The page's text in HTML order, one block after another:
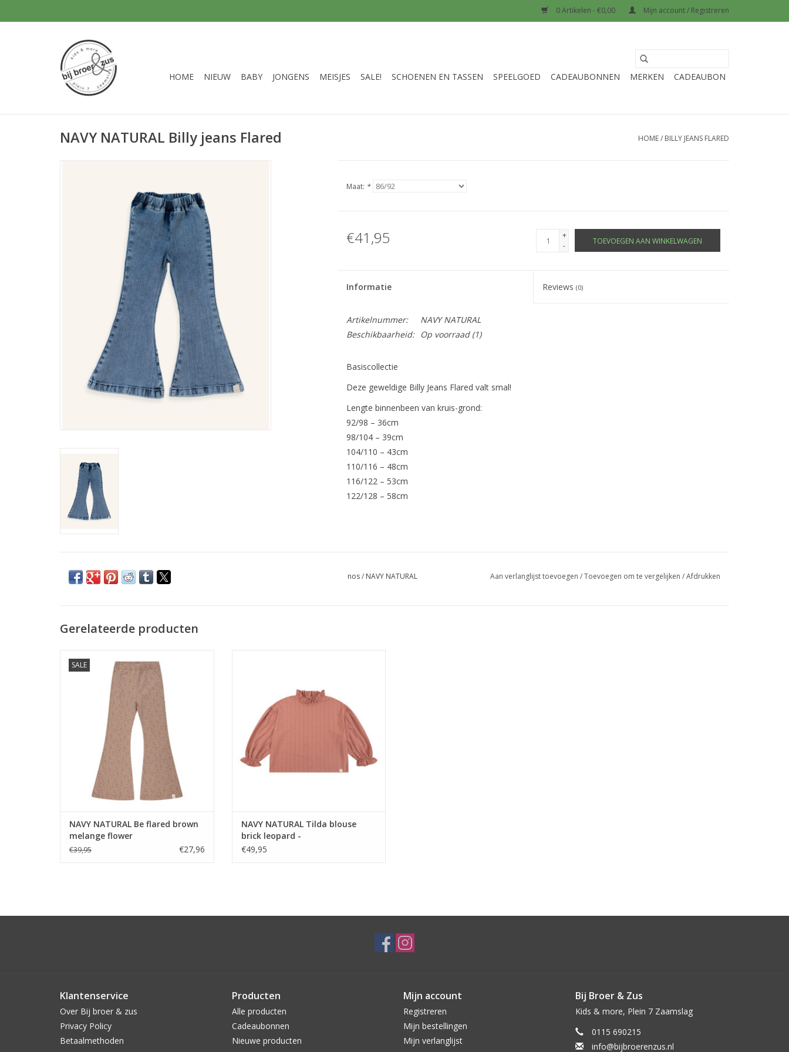
0 Artikelen - €0,00 Mijn account / Registreren
HOME NIEUW BABY JONGENS MEISJES SALE! SCHOENEN EN TASSEN SPEELGOED CADEAUBONNEN MERKEN CADEAUBON
NAVY NATURAL Billy jeans Flared HOME/ BILLY JEANS FLARED
Maat: *
€41,95
+
-
TOEVOEGEN AAN WINKELWAGEN
Informatie Reviews(0)
Artikelnummer:
NAVY NATURAL
Beschikbaarheid:
Op voorraad(1)
Basiscollectie
Deze geweldige Billy Jeans Flared valt smal!
Lengte binnenbeen van kruis-grond:
92/98 – 36cm
98/104 – 39cm
104/110 – 43cm
110/116 – 48cm
116/122 – 53cm
122/128 – 58cm
nos/ NAVY NATURAL Aan verlanglijst toevoegen /Toevoegen om te vergelijken /Afdrukken
Gerelateerde producten
SALE
flower
TOEVOEGEN AAN WINKELWAGEN
NAVY NATURAL Be flared brown
melange flower
€39,95 €27,96
NAVY NATURAL Tilda blouse
brick leopard -
€49,95
Klantenservice
Over Bij broer & zus
Privacy Policy
Betaalmethoden
Producten
Alle producten
Cadeaubonnen
Nieuwe producten
Mijn account
Registreren
Mijn bestellingen
Mijn verlanglijst
Bij Broer & Zus
Kids & more, Plein 7 Zaamslag
0115 690215
info@bijbroerenzus.nl